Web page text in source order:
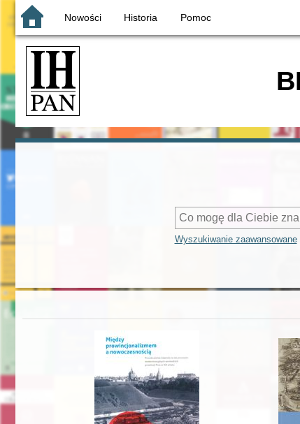
Nowości Historia Pomoc
Wyszukiwanie zaawansowane